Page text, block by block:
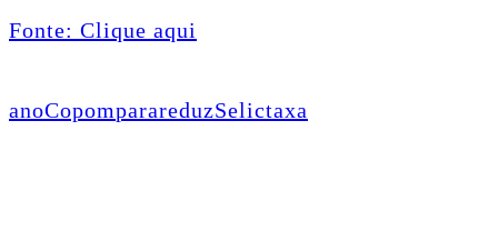
Fonte: Clique aqui
anoCopomparareduzSelictaxa